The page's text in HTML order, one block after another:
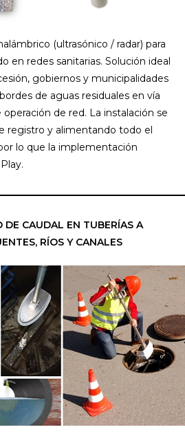
(ultrasónico / radar) para
en redes sanitarias. Solución ideal
gobiernos y municipalidades
de aguas residuales en vía
de red. La instalación se
registro y alimentando todo el
lo que la implementación
CAUDAL EN TUBERÍAS A
RÍOS Y CANALES